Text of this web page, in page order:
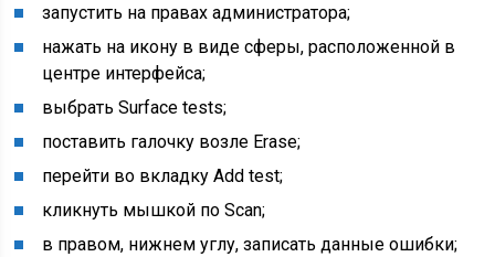
запустить на правах администратора;
нажать на икону в виде сферы, расположенной в
центре интерфейса;
выбрать Surface tests;
поставить галочку возле Erase;
перейти во вкладку Add test;
кликнуть мышкой по Scan;
в правом, нижнем углу, записать данные ошибки;